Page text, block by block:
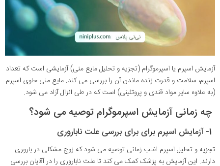
آزمایش اسپرم یا اسپرموگرام (تجزیه و تحلیل مایع منی) آزمایشی است که تعداد
اسپرم، سلامت و قدرت زنده ماندن آن را بررسی می کند. مایع منی حاوی اسپرم
(به علاوه سایر مواد قندی و پروتئینی) است که در طی انزال آزاد می شود.
چه زمانی آزمایش اسپرموگرام توصیه می شود؟
1- آزمایش اسپرم برای برای بررسی علت ناباروری
تجزیه و تحلیل اسپرم اغلب زمانی توصیه می شود که زوج مشکلی در باروری
دارند. این آزمایش به پزشک کمک می کند تا علت ناباروری را در آقایان بررسی